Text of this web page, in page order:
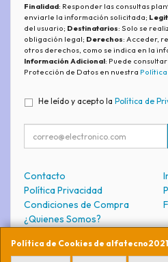
Política de Cookies de
Finalidad: Responder las consultas
enviarle la información solicitada;
del usuario; Destinatarios: Solo se
obligación legal; Derechos: Acceder,
otros derechos, como se indica en la
Información Adicional: Puede
Protección de Datos en nuestra
He leído y acepto la Política de
Contacto
Política Privacidad
Condiciones de Compra
¿Quienes Somos?
Contacto